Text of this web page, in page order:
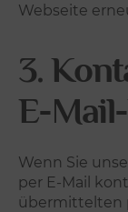
Webseite
3.
E-
Wenn Sie
per E-Mail
übermittelten